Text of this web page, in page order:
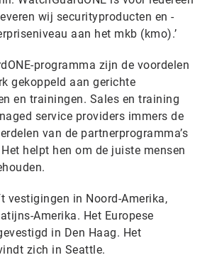
wij securityproducten en -
aan het mkb (kmo).’
programma zijn de voordelen
gekoppeld aan gerichte
en trainingen. Sales en training
service providers immers de
van de partnerprogramma’s
helpt hen om de juiste mensen
vestigingen in Noord-Amerika,
Amerika. Het Europese
in Den Haag. Het
zich in Seattle.